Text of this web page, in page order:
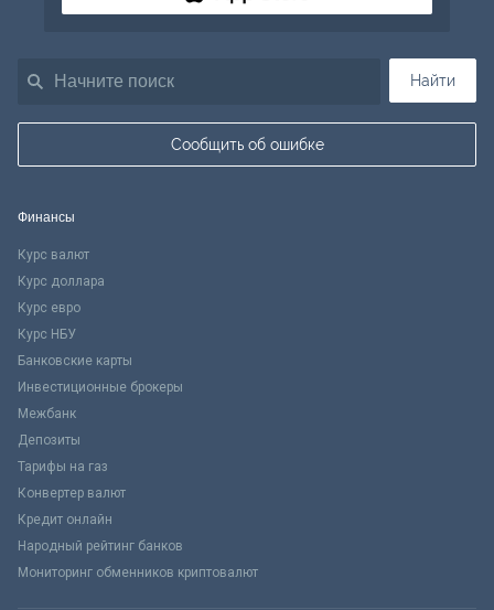
Найти
Сообщить об ошибке
Финансы
Курс валют
Курс доллара
Курс евро
Курс НБУ
Банковские карты
Инвестиционные брокеры
Межбанк
Депозиты
Тарифы на газ
Конвертер валют
Кредит онлайн
Народный рейтинг банков
Мониторинг обменников криптовалют